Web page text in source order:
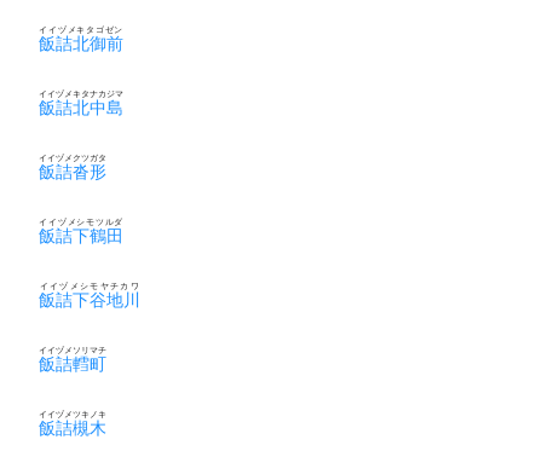
飯詰北御前
イイヅメキタゴゼン
飯詰北中島
イイヅメキタナカジマ
飯詰沓形
イイヅメクツガタ
飯詰下鶴田
イイヅメシモツルダ
飯詰下谷地川
イイヅメシモヤチカワ
飯詰轌町
イイヅメソリマチ
飯詰槻木
イイヅメツキノキ